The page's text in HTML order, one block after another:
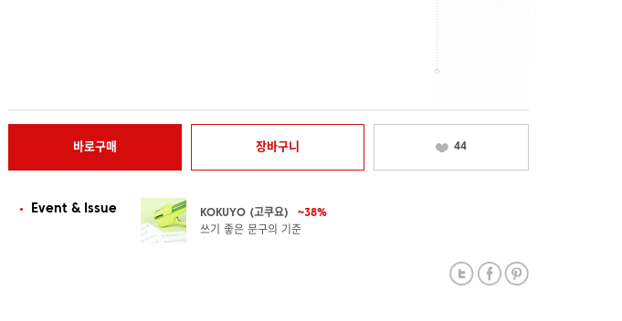
바로구매 장바구니 44
Event & Issue KOKUYO (고쿠요)
~38%
쓰기 좋은 문구의 기준